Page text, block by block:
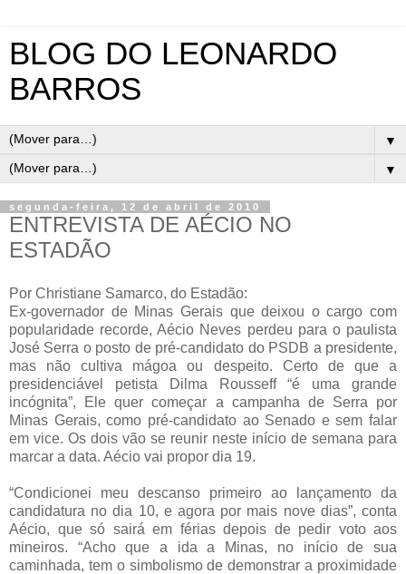
BLOG DO LEONARDO
BARROS
▼
▼
segunda-feira, 12 de abril de 2010
ENTREVISTA DE AÉCIO NO
ESTADÃO
Por Christiane Samarco, do Estadão:
Ex-governador de Minas Gerais que deixou o cargo com
popularidade recorde, Aécio Neves perdeu para o paulista
José Serra o posto de pré-candidato do PSDB a presidente,
mas não cultiva mágoa ou despeito. Certo de que a
presidenciável petista Dilma Rousseff “é uma grande
incógnita”, Ele quer começar a campanha de Serra por
Minas Gerais, como pré-candidato ao Senado e sem falar
em vice. Os dois vão se reunir neste início de semana para
marcar a data. Aécio vai propor dia 19.
“Condicionei meu descanso primeiro ao lançamento da
candidatura no dia 10, e agora por mais nove dias”, conta
Aécio, que só sairá em férias depois de pedir voto aos
mineiros. “Acho que a ida a Minas, no início de sua
caminhada, tem o simbolismo de demonstrar a proximidade